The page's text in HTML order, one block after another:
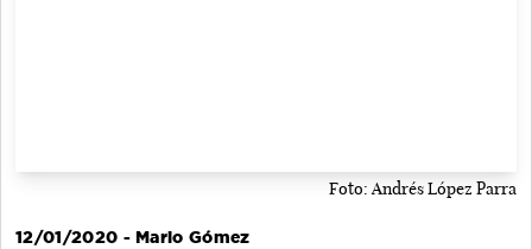
Foto: Andrés López Parra
12/01/2020 - Mario Gómez